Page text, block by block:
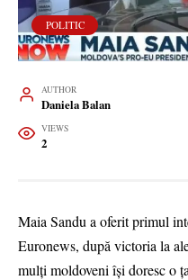
POLITIC
AUTHOR
Daniela Balan
VIEWS
2
Maia Sandu a oferit primul
Euronews, după victoria la
mulți moldoveni își doresc o